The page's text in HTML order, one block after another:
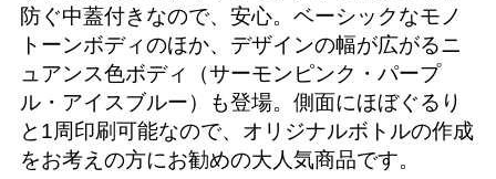
防ぐ中蓋付きなので、安心。ベーシックなモノ
トーンボディのほか、デザインの幅が広がるニ
ュアンス色ボディ（サーモンピンク・パープ
ル・アイスブルー）も登場。側面にほぼぐるり
と1周印刷可能なので、オリジナルボトルの作成
をお考えの方にお勧めの大人気商品です。